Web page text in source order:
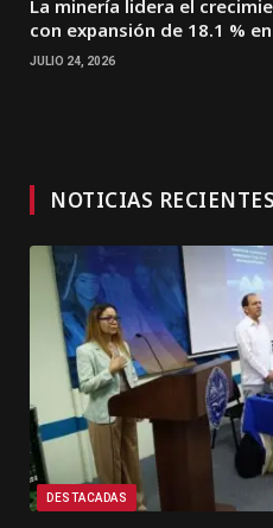
La minería lidera el
con expansión de 18.1 %
JULIO 24, 2026
NOTICIAS RECIENTES
DESTACADAS